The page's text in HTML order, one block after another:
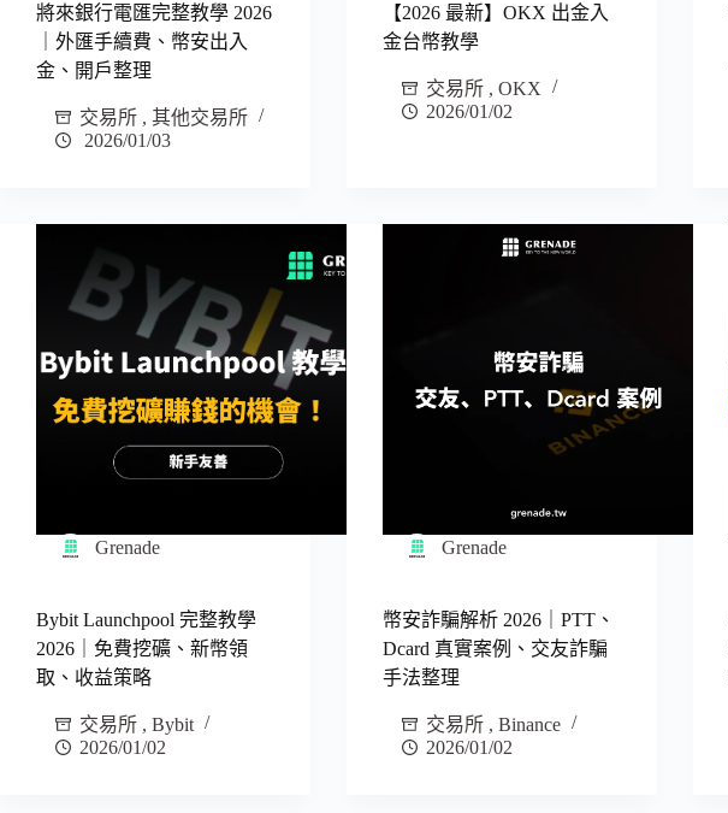
將來銀行電匯完整教學 2026
｜外匯手續費、幣安出入
金、開戶整理
交易所 , 其他交易所
2026/01/03
【2026 最新】OKX 出金入
金台幣教學
交易所 ,OKX
2026/01/02
Grenade
Bybit Launchpool 完整教學
2026｜免費挖礦、新幣領
取、收益策略
交易所 , Bybit
2026/01/02
Grenade
幣安詐騙解析 2026｜PTT、
Dcard 真實案例、交友詐騙
手法整理
交易所 ,Binance
2026/01/02